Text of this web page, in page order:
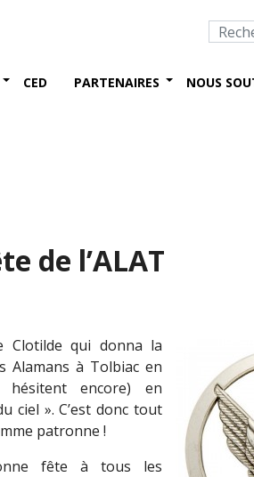
CED PARTENAIRES NOUS
de l’ALAT
Clotilde qui donna la
Alamans à Tolbiac en
encore) en
ciel ». C’est donc tout
patronne !
fête à tous les